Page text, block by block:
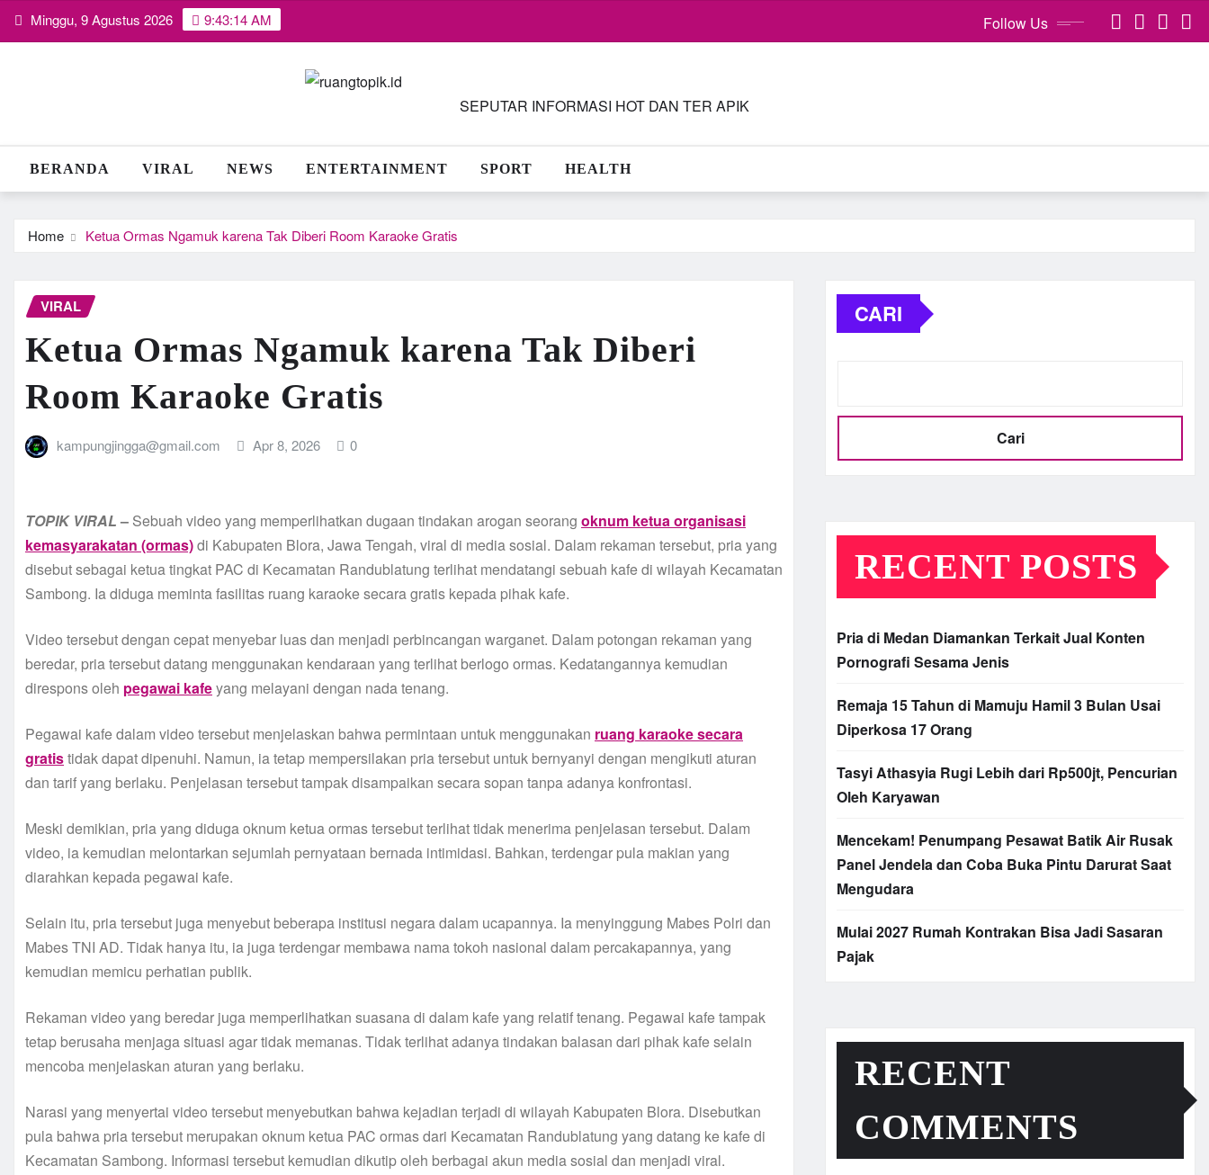
Skip Minggu, 9 Agustus 2026 9:43:14 AM Follow Us
SEPUTAR INFORMASI HOT DAN TER APIK
BERANDA VIRAL NEWS ENTERTAINMENT SPORT HEALTH
Home Ketua Ormas Ngamuk karena Tak Diberi Room Karaoke Gratis
VIRAL
Ketua Ormas Ngamuk karena Tak Diberi
Room Karaoke Gratis
kampungjingga@gmail.com Apr 8, 2026 0
TOPIK VIRAL – Sebuah video yang memperlihatkan dugaan tindakan arogan seorang oknum ketua organisasi
kemasyarakatan (ormas)di Kabupaten Blora, Jawa Tengah, viral di media sosial. Dalam rekaman tersebut, pria yang
disebut sebagai ketua tingkat PAC di Kecamatan Randublatung terlihat mendatangi sebuah kafe di wilayah Kecamatan
Sambong. Ia diduga meminta fasilitas ruang karaoke secara gratis kepada pihak kafe.
Video tersebut dengan cepat menyebar luas dan menjadi perbincangan warganet. Dalam potongan rekaman yang
beredar, pria tersebut datang menggunakan kendaraan yang terlihat berlogo ormas. Kedatangannya kemudian
direspons oleh pegawai kafeyang melayani dengan nada tenang.
Pegawai kafe dalam video tersebut menjelaskan bahwa permintaan untuk menggunakan ruang karaoke secara
gratistidak dapat dipenuhi. Namun, ia tetap mempersilakan pria tersebut untuk bernyanyi dengan mengikuti aturan
dan tarif yang berlaku. Penjelasan tersebut tampak disampaikan secara sopan tanpa adanya konfrontasi.
Meski demikian, pria yang diduga oknum ketua ormas tersebut terlihat tidak menerima penjelasan tersebut. Dalam
video, ia kemudian melontarkan sejumlah pernyataan bernada intimidasi. Bahkan, terdengar pula makian yang
diarahkan kepada pegawai kafe.
Selain itu, pria tersebut juga menyebut beberapa institusi negara dalam ucapannya. Ia menyinggung Mabes Polri dan
Mabes TNI AD. Tidak hanya itu, ia juga terdengar membawa nama tokoh nasional dalam percakapannya, yang
kemudian memicu perhatian publik.
Rekaman video yang beredar juga memperlihatkan suasana di dalam kafe yang relatif tenang. Pegawai kafe tampak
tetap berusaha menjaga situasi agar tidak memanas. Tidak terlihat adanya tindakan balasan dari pihak kafe selain
mencoba menjelaskan aturan yang berlaku.
Narasi yang menyertai video tersebut menyebutkan bahwa kejadian terjadi di wilayah Kabupaten Blora. Disebutkan
pula bahwa pria tersebut merupakan oknum ketua PAC ormas dari Kecamatan Randublatung yang datang ke kafe di
Kecamatan Sambong. Informasi tersebut kemudian dikutip oleh berbagai akun media sosial dan menjadi viral.
CARI
Cari
RECENT POSTS
Pria di Medan Diamankan Terkait Jual Konten
Pornografi Sesama Jenis
Remaja 15 Tahun di Mamuju Hamil 3 Bulan Usai
Diperkosa 17 Orang
Tasyi Athasyia Rugi Lebih dari Rp500jt, Pencurian
Oleh Karyawan
Mencekam! Penumpang Pesawat Batik Air Rusak
Panel Jendela dan Coba Buka Pintu Darurat Saat
Mengudara
Mulai 2027 Rumah Kontrakan Bisa Jadi Sasaran
Pajak
RECENT
COMMENTS